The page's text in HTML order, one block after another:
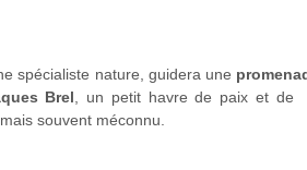
spécialiste nature, guidera une
Brel , un petit havre de paix et de
souvent méconnu.